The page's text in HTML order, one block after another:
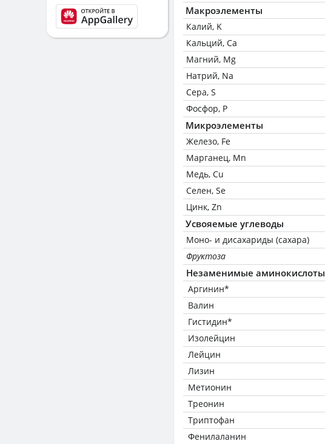
Макроэлементы
Калий, K
Кальций, Ca
Магний, Mg
Натрий, Na
Сера, S
Фосфор, P
Микроэлементы
Железо, Fe
Марганец, Mn
Медь, Cu
Селен, Se
Цинк, Zn
Усвояемые углеводы
Моно- и дисахариды (сахара)
Фруктоза
Незаменимые аминокислоты
Аргинин*
Валин
Гистидин*
Изолейцин
Лейцин
Лизин
Метионин
Треонин
Триптофан
Фенилаланин